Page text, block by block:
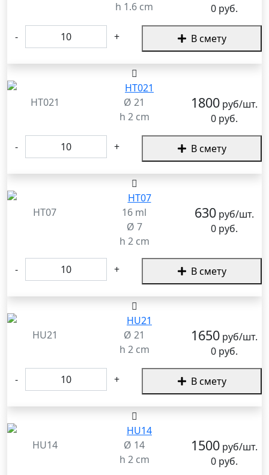
h 1.6 cm
0 руб.
- + В смету
HT021
Ø 21
h 2 cm
1800руб/шт.
0 руб.
- + В смету
HT07
16 ml
Ø 7
h 2 cm
630руб/шт.
0 руб.
- + В смету
HU21
Ø 21
h 2 cm
1650руб/шт.
0 руб.
- + В смету
HU14
Ø 14
h 2 cm
1500руб/шт.
0 руб.